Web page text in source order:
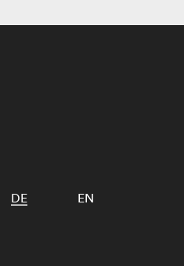
DE EN